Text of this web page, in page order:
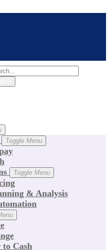
Toggle Menu
Toggle Menu
& Analysis
Cash